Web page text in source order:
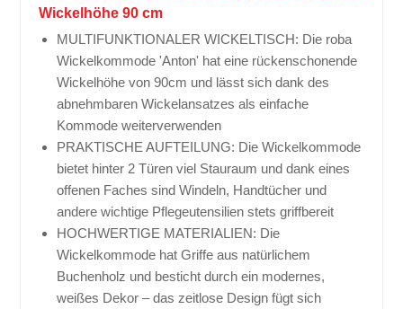
Wickelhöhe 90 cm
MULTIFUNKTIONALER WICKELTISCH: Die roba
Wickelkommode 'Anton' hat eine rückenschonende
Wickelhöhe von 90cm und lässt sich dank des
abnehmbaren Wickelansatzes als einfache
Kommode weiterverwenden
PRAKTISCHE AUFTEILUNG: Die Wickelkommode
bietet hinter 2 Türen viel Stauraum und dank eines
offenen Faches sind Windeln, Handtücher und
andere wichtige Pflegeutensilien stets griffbereit
HOCHWERTIGE MATERIALIEN: Die
Wickelkommode hat Griffe aus natürlichem
Buchenholz und besticht durch ein modernes,
weißes Dekor – das zeitlose Design fügt sich